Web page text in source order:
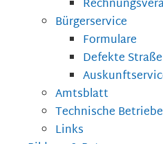
Bürgerservice
Formulare
Defekte
Amtsblatt
Technische Betriebe
Links